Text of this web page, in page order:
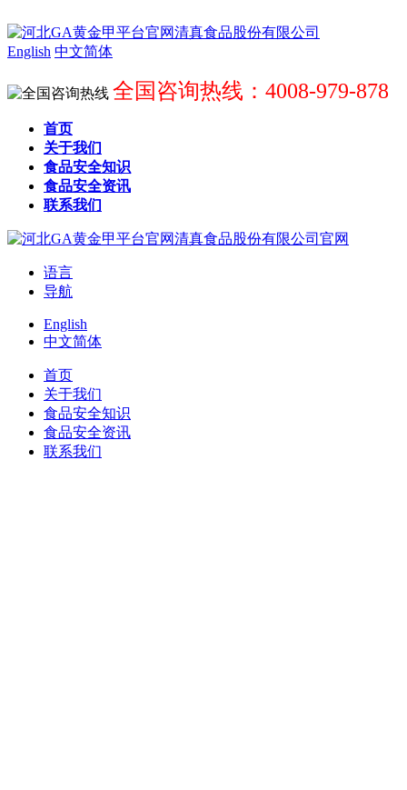
English 中文简体
全国咨询热线：4008-979-878
首页
关于我们
食品安全知识
食品安全资讯
联系我们
语言
导航
English
中文简体
首页
关于我们
食品安全知识
食品安全资讯
联系我们